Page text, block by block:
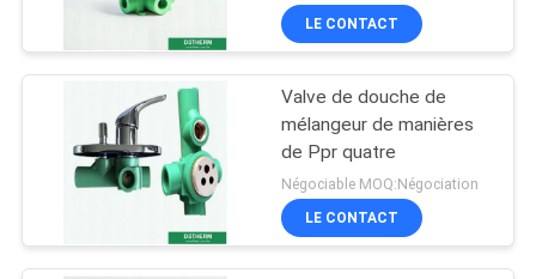
LE CONTACT
Valve de douche de
mélangeur de manières
de Ppr quatre
Négociable MOQ:Négociation
LE CONTACT